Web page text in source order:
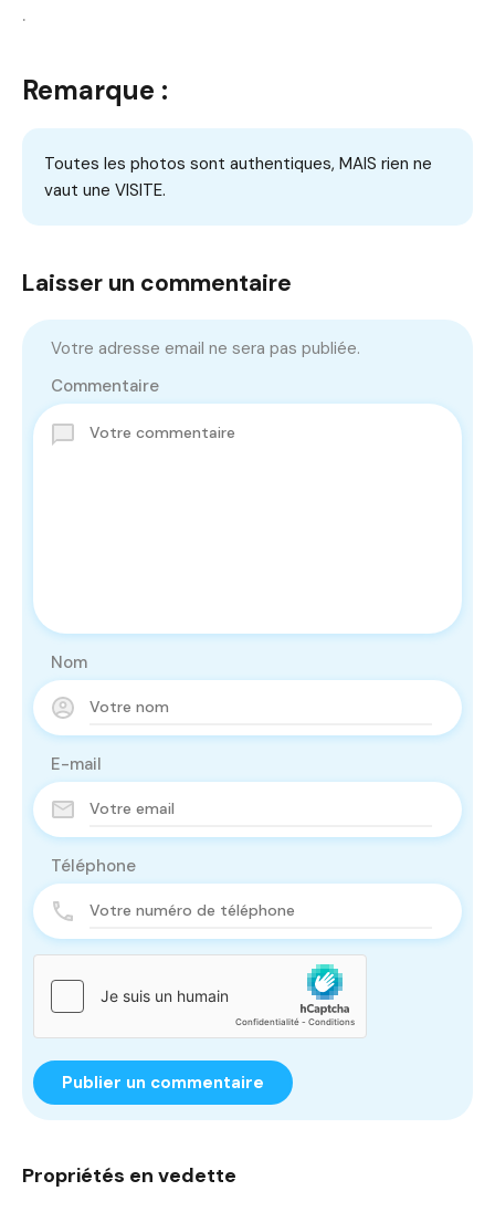
.
Remarque :
Toutes les photos sont authentiques, MAIS rien ne
vaut une VISITE.
Laisser un commentaire
Votre adresse email ne sera pas publiée.
Commentaire
Nom
E-mail
Téléphone
Propriétés en vedette